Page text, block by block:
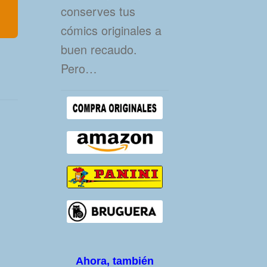
conserves tus
cómics originales a
buen recaudo.
Pero…
Ahora, también